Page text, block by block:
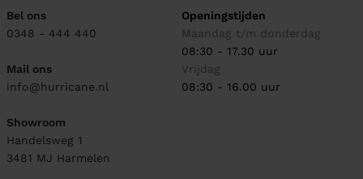
Bel ons
0348 - 444 440
Mail ons
info@hurricane.nl
Showroom
Handelsweg 1
3481 MJ Harmelen
Openingstijden
Maandag t/m donderdag
08:30 - 17.30 uur
Vrijdag
08:30 - 16.00 uur